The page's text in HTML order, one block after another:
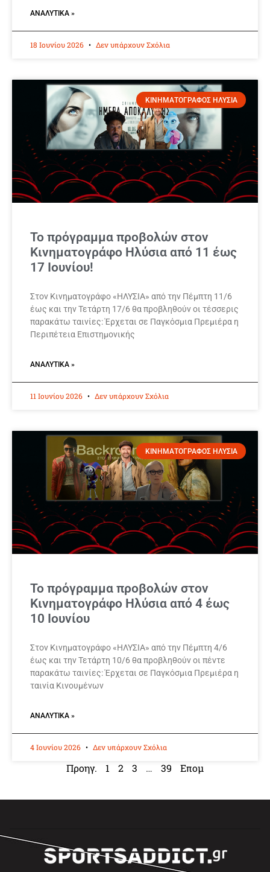
ΑΝΑΛΥΤΙΚΆ »
18 Ιουνίου 2026 Δεν υπάρχουν Σχόλια
ΚΙΝΗΜΑΤΟΓΡΑΦΟΣ ΗΛΥΣΙΑ
Το πρόγραμμα προβολών στον
Κινηματογράφο Ηλύσια από 11 έως
17 Ιουνίου!
Στον Κινηματογράφο «ΗΛΥΣΙΑ» από την Πέμπτη 11/6
έως και την Τετάρτη 17/6 θα προβληθούν οι τέσσερις
παρακάτω ταινίες: Έρχεται σε Παγκόσμια Πρεμιέρα η
Περιπέτεια Επιστημονικής
ΑΝΑΛΥΤΙΚΆ »
11 Ιουνίου 2026 Δεν υπάρχουν Σχόλια
ΚΙΝΗΜΑΤΟΓΡΑΦΟΣ ΗΛΥΣΙΑ
Το πρόγραμμα προβολών στον
Κινηματογράφο Ηλύσια από 4 έως
10 Ιουνίου
Στον Κινηματογράφο «ΗΛΥΣΙΑ» από την Πέμπτη 4/6
έως και την Τετάρτη 10/6 θα προβληθούν οι πέντε
παρακάτω ταινίες: Έρχεται σε Παγκόσμια Πρεμιέρα η
ταινία Κινουμένων
ΑΝΑΛΥΤΙΚΆ »
4 Ιουνίου 2026 Δεν υπάρχουν Σχόλια
Προηγ. 1 2 3 … 39 Επομ